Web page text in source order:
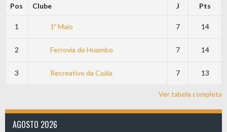
Pos Clube J Pts
1 1º Maio 7 14
2 Ferrovia do Huambo 7 14
3 Recreativo da Caála 7 13
Ver tabela completa
AGOSTO 2026